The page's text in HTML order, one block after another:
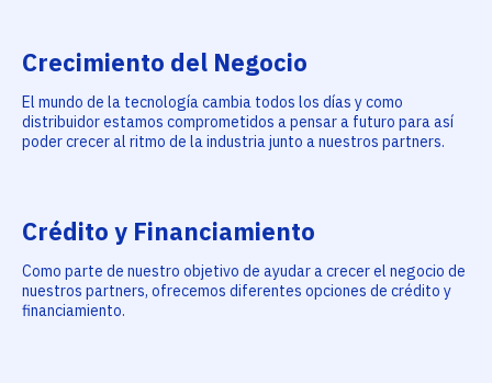
Crecimiento del Negocio
El mundo de la tecnología cambia todos los días y como
distribuidor estamos comprometidos a pensar a futuro para así
poder crecer al ritmo de la industria junto a nuestros partners.
Crédito y Financiamiento
Como parte de nuestro objetivo de ayudar a crecer el negocio de
nuestros partners, ofrecemos diferentes opciones de crédito y
financiamiento.